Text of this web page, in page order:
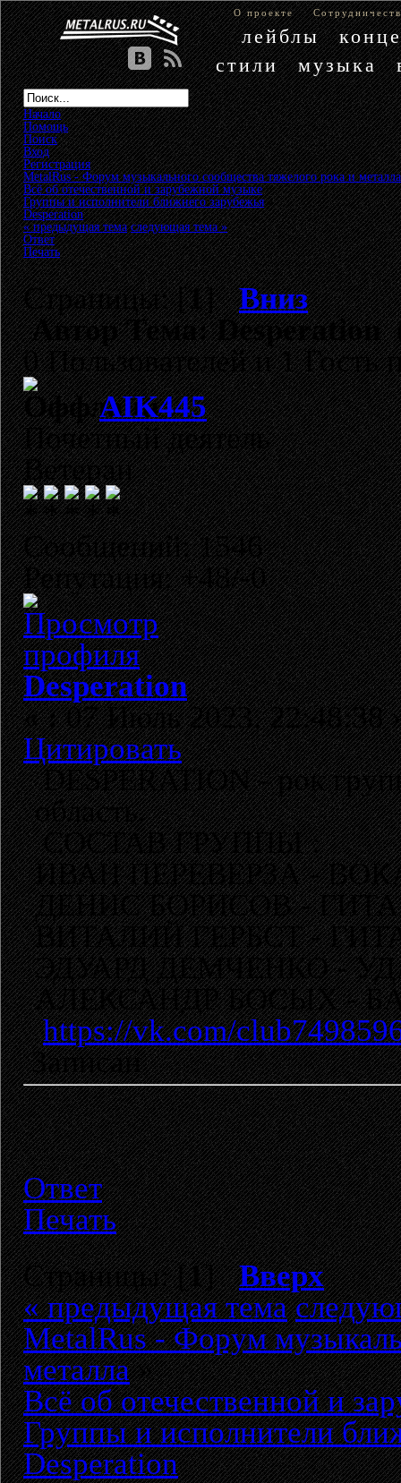
О проекте
лейблы
стили
музыка
Начало
Помощь
Поиск
Вход
Регистрация
MetalRus - Форум музыкального сообщества тяжелого рока и металла
Всё об отечественной и зарубежной музыке»
Группы и исполнители ближнего зарубежья»
Desperation
« предыдущая тема следующая тема »
Ответ
Печать
Страницы: [1]Вниз
АвторТема: Desperation
0 Пользователей и 1 Гость
AIK445
Почетный деятель
Ветеран
Сообщений: 1546
Репутация: +48/-0
Desperation
«:07 Июль 2023, 22:48:38
Цитировать
DESPERATION - рок
область.
СОСТАВ ГРУППЫ :
ИВАН ПЕРЕВЕРЗА -
ДЕНИС БОРИСОВ -
ВИТАЛИЙ ГЕРБСТ -
ЭДУАРД ДЕМЧЕНКО -
АЛЕКСАНДР БОСЫХ -
https://vk.com/
Записан
Ответ
Печать
Страницы: [1]Вверх
« предыдущая тема
MetalRus - Форум
металла»
Всё об отечественной и
Группы и исполнители
Desperation